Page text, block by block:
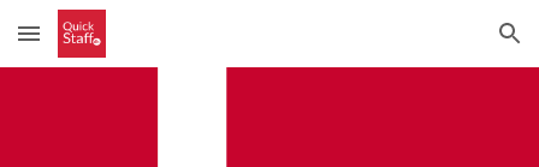
Skip to main content Skip to navigation